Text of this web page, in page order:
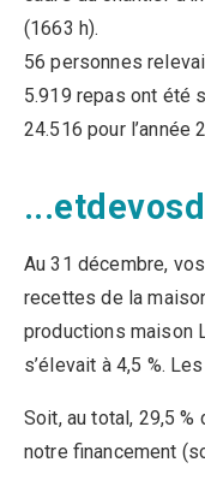
(1663 h).
56 personnes
5.919 repas ont été
24.516 pour l’année
Au 31 décembre,
recettes de la
productions maison
s’élevait à 4,5 %.
Soit, au total, 29,5
notre financement